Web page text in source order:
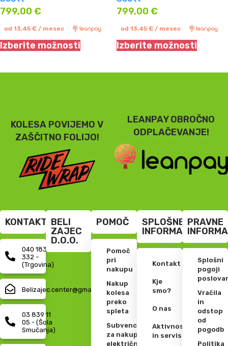
799,00 €
od 13,45 € / mesec
Izberite možnosti
799,00 €
od 13,45 € / mesec
Izberite možnosti
KOLESA POVIJEMO V
ZAŠČITNO FOLIJO!
LEANPAY OBROČNO
ODPLAČEVANJE!
KONTAKT
040 183
332 -
(Trgovina)
Belizajec.center@gmail.com
03 839 11
05 - (Šola
Smučanja)
BELI
ZAJEC
D.O.O.
POMOČ
Pomoč
pri
nakupu
Nakup
kolesa
preko
spleta
Subvencije
za nakup
električnih
SPLOŠNE
INFORMACIJE
Kontakt
Kje
smo?
O nas
Aktivnosti
in servis
PRAVNE
Splošni
pogoji
Vračila
in
odstop
od
pogodb
Politika